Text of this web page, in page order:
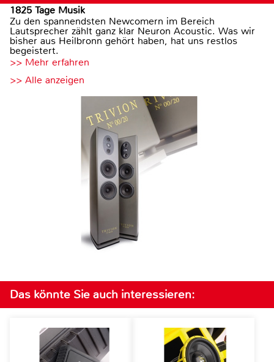
1825 Tage Musik
Zu den spannendsten Newcomern im Bereich
Lautsprecher zählt ganz klar Neuron Acoustic. Was wir
bisher aus Heilbronn gehört haben, hat uns restlos
begeistert.
>> Mehr erfahren
>> Alle anzeigen
Das könnte Sie auch interessieren: